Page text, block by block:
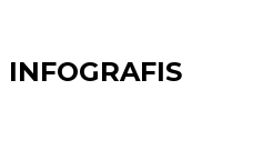
INFOGRAFIS